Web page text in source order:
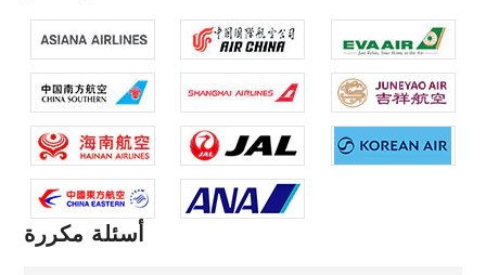
أسئلة مكررة